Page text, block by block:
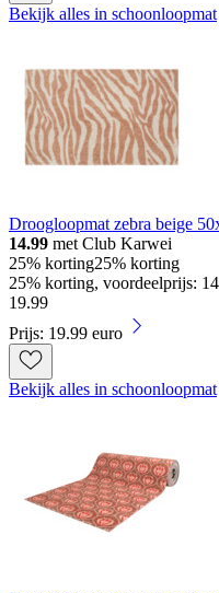
Bekijk alles in schoonloopmat
Droogloopmat zebra beige
14.99 met Club Karwei
25% korting25% korting
25% korting, voordeelprijs:
19.99
Prijs: 19.99 euro
Bekijk alles in schoonloopmat